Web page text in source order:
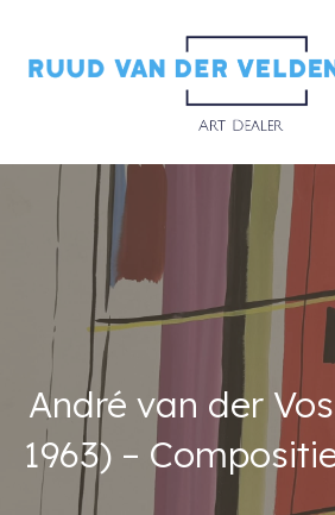
André van der
1963) –